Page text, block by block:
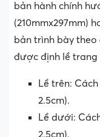
bản hành chính
(210mmx297mm)
bản trình bày theo
được định lề trang
Lề trên:
2.5cm).
Lề dưới:
2.5cm).